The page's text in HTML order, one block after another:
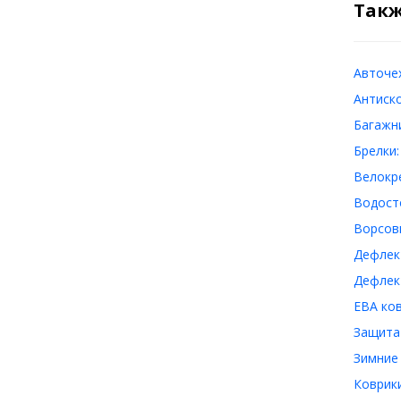
ЕВА
Защита
Зимние